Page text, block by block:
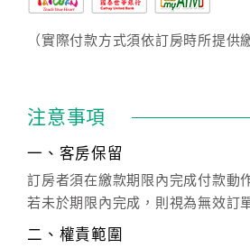
（實際付款方式須依訂房時所提供
注意事項
一、客房保留
訂房者須在繳款期限內完成付款動
若未於期限內完成，則視為無效訂
二、權責範圍